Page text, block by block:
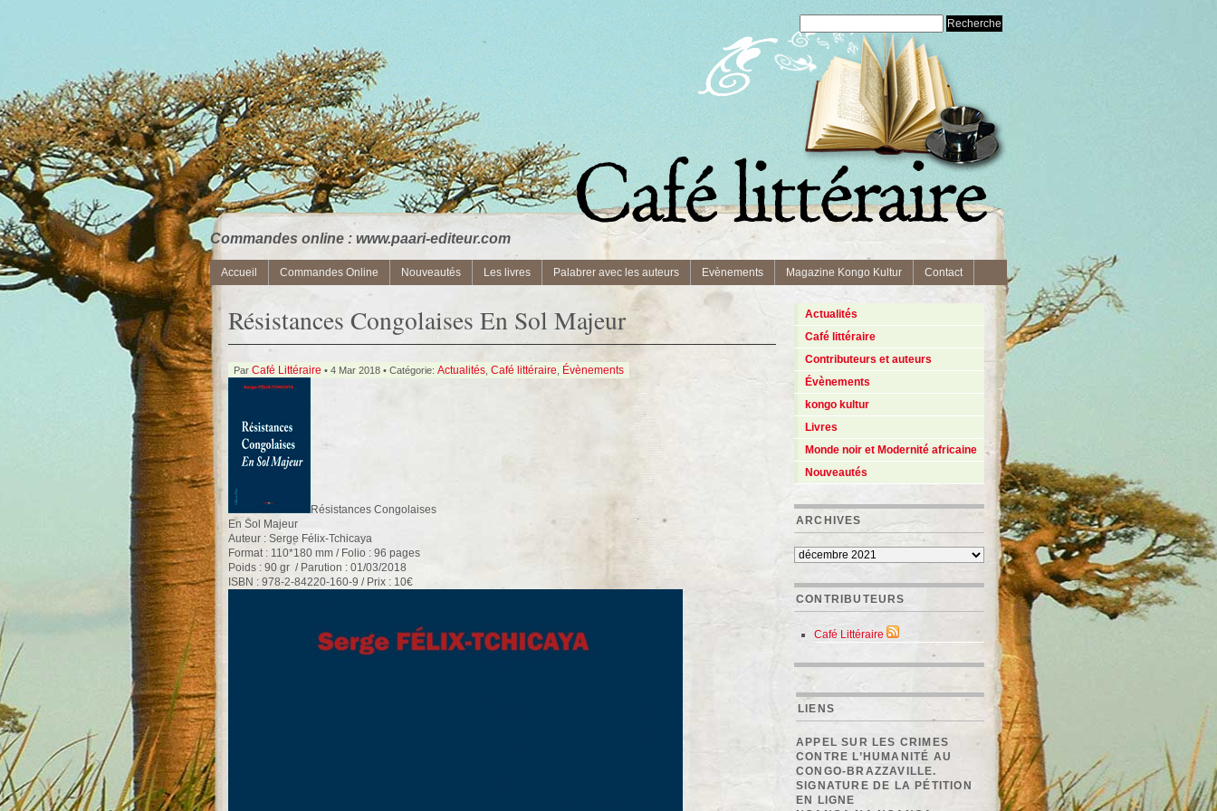
Commandes online : www.paari-editeur.com
Accueil Commandes Online Nouveautés Les livres Palabrer avec les auteurs Evènements Magazine Kongo Kultur Contact
Résistances Congolaises En Sol Majeur
Par Café Littéraire • 4 Mar 2018 • Catégorie: Actualités Café littéraire Évènements
Résistances Congolaises
En Sol Majeur
Auteur : Serge Félix-Tchicaya
Format : 110*180 mm / Folio : 96 pages
Poids : 90 gr / Parution : 01/03/2018
ISBN : 978-2-84220-160-9 / Prix : 10€
Actualités
Café littéraire
Contributeurs et auteurs
Évènements
kongo kultur
Livres
Monde noir et Modernité africaine
Nouveautés
ARCHIVES
CONTRIBUTEURS
Café Littéraire
LIENS
APPEL SUR LES CRIMES
CONTRE L’HUMANITÉ AU
CONGO-BRAZZAVILLE.
SIGNATURE DE LA PÉTITION
EN LIGNE